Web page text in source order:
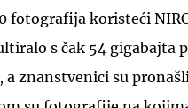
fotografija koristeći
s čak 54 gigabajta
a znanstvenici su